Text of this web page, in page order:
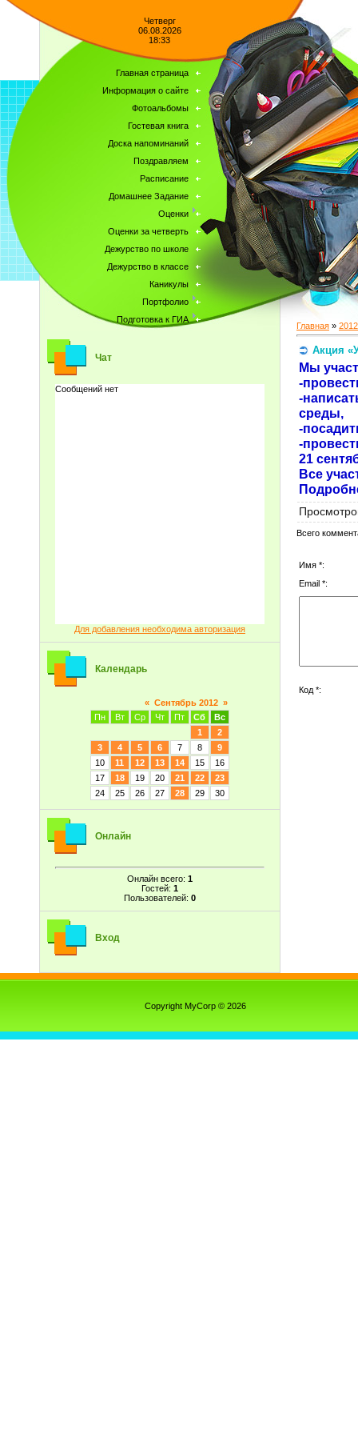
Четверг
06.08.2026
18:33
Главная страница
Информация о сайте
Фотоальбомы
Гостевая книга
Доска напоминаний
Поздравляем
Расписание
Домашнее Задание
Оценки
Оценки за четверть
Дежурство по школе
Дежурство в классе
Каникулы
Портфолио
Подготовка к ГИА
Чат
Для добавления необходима авторизация
Календарь
« Сентябрь 2012 »
Пн
Вт Ср Чт Пт Сб
Вс
1
2
3
4 5 6 7 8
9
10
11 12 13 14 15
16
17
18 19 20 21 22
23
24
25 26 27 28 29 30
Онлайн
Онлайн всего: 1
Гостей: 1
Пользователей: 0
Вход
Главная » 2012
Акция
Мы
-
-
среды,
-
-
21
Все
Всего
Имя *:
Email *:
Код *:
Copyright MyCorp © 2026